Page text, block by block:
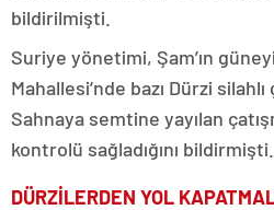
bildirilmişti.
Suriye yönetimi, Şam’ın
Mahallesi’nde bazı Dürzi
Sahnaya semtine yayılan
kontrolü sağladığını bildirmişti.
DÜRZİLERDEN YOL